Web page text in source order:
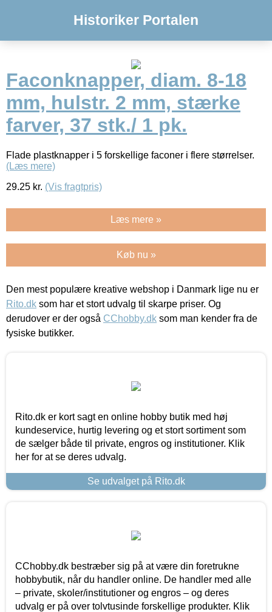
Historiker Portalen
Faconknapper, diam. 8-18
mm, hulstr. 2 mm, stærke
farver, 37 stk./ 1 pk.
Flade plastknapper i 5 forskellige faconer i flere størrelser.
(Læs mere)
29.25 kr. (Vis fragtpris)
Læs mere »
Køb nu »
Den mest populære kreative webshop i Danmark lige nu er
Rito.dk som har et stort udvalg til skarpe priser. Og
derudover er der også CChobby.dk som man kender fra de
fysiske butikker.
Rito.dk er kort sagt en online hobby butik med høj
kundeservice, hurtig levering og et stort sortiment som
de sælger både til private, engros og institutioner. Klik
her for at se deres udvalg.
Se udvalget på Rito.dk
CChobby.dk bestræber sig på at være din foretrukne
hobbybutik, når du handler online. De handler med alle
– private, skoler/institutioner og engros – og deres
udvalg er på over tolvtusinde forskellige produkter. Klik